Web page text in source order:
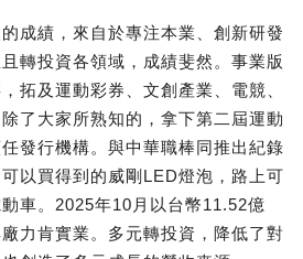
成績，來自於專注本業、創新研發
轉投資各領域，成績斐然。事業版
拓及運動彩券、文創產業、電競、
了大家所熟知的，拿下第二屆運動
發行機構。與中華職棒同推出紀錄
以買得到的威剛LED燈泡，路上可
車。2025年10月以台幣11.52億
力肯實業。多元轉投資，降低了對